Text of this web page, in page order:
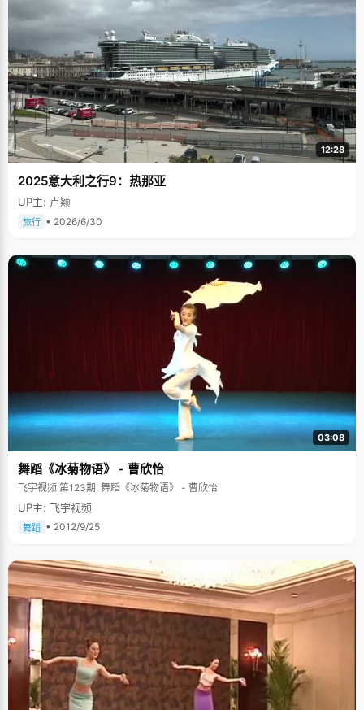
12:28
2025意大利之行9：热那亚
UP主: 卢颖
旅行 • 2026/6/30
03:08
舞蹈《冰菊物语》 - 曹欣怡
飞宇视频 第123期, 舞蹈《冰菊物语》 - 曹欣怡
UP主: 飞宇视频
舞蹈 • 2012/9/25